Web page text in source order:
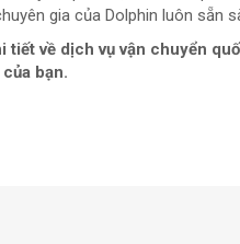
gia của Dolphin luôn sẵn
về dịch vụ vận chuyển
bạn.